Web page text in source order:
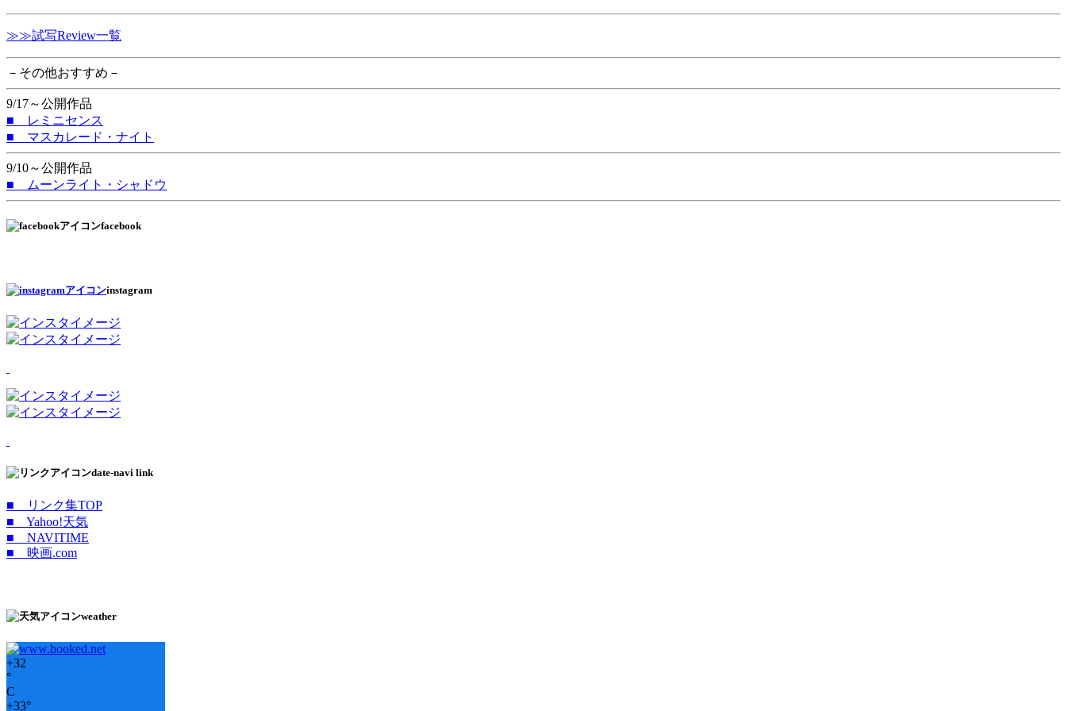
≫≫試写Review一覧
－その他おすすめ－
9/17～公開作品
■ レミニセンス
■ マスカレード・ナイト
9/10～公開作品
■ ムーンライト・シャドウ
facebook
instagram
date-navi link
■ リンク集TOP
■ Yahoo!天気
■ NAVITIME
■ 映画.com
weather
+32
°
C
+33°